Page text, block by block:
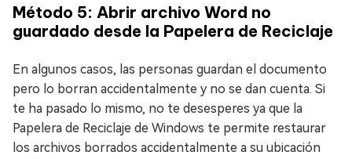
Método 5: Abrir archivo Word no
guardado desde la Papelera de Reciclaje
En algunos casos, las personas guardan el documento
pero lo borran accidentalmente y no se dan cuenta. Si
te ha pasado lo mismo, no te desesperes ya que la
Papelera de Reciclaje de Windows te permite restaurar
los archivos borrados accidentalmente a su ubicación